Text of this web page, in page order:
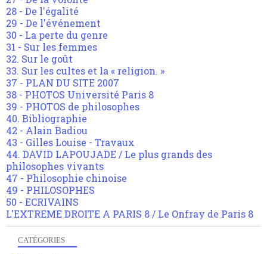
28 - De l'égalité
29 - De l'événement
30 - La perte du genre
31 - Sur les femmes
32. Sur le goût
33. Sur les cultes et la « religion. »
37 - PLAN DU SITE 2007
38 - PHOTOS Université Paris 8
39 - PHOTOS de philosophes
40. Bibliographie
42 - Alain Badiou
43 - Gilles Louise - Travaux
44. DAVID LAPOUJADE / Le plus grands des
philosophes vivants
47 - Philosophie chinoise
49 - PHILOSOPHES
50 - ECRIVAINS
L'EXTREME DROITE A PARIS 8 / Le Onfray de Paris 8
CATÉGORIES